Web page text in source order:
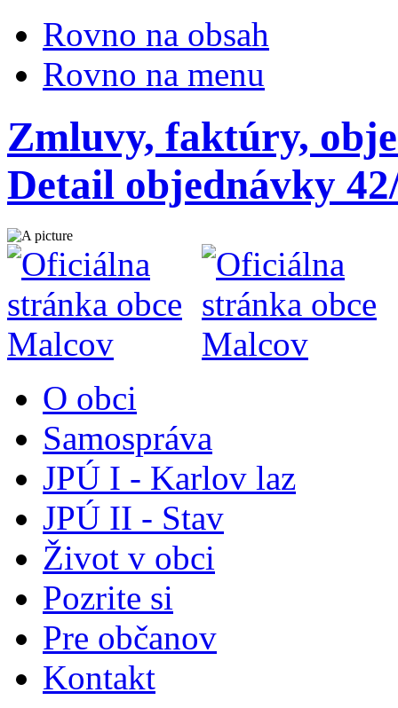
Rovno na obsah
Rovno na menu
Zmluvy, faktúry,
Detail objednávky
O obci
Samospráva
JPÚ I - Karlov laz
JPÚ II - Stav
Život v obci
Pozrite si
Pre občanov
Kontakt